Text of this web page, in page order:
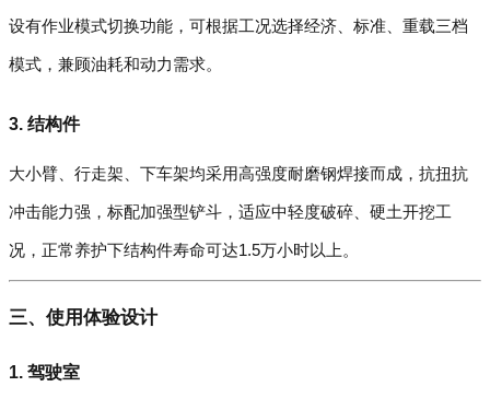
设有作业模式切换功能，可根据工况选择经济、标准、重载三档
模式，兼顾油耗和动力需求。
3. 结构件
大小臂、行走架、下车架均采用高强度耐磨钢焊接而成，抗扭抗
冲击能力强，标配加强型铲斗，适应中轻度破碎、硬土开挖工
况，正常养护下结构件寿命可达1.5万小时以上。
三、使用体验设计
1. 驾驶室